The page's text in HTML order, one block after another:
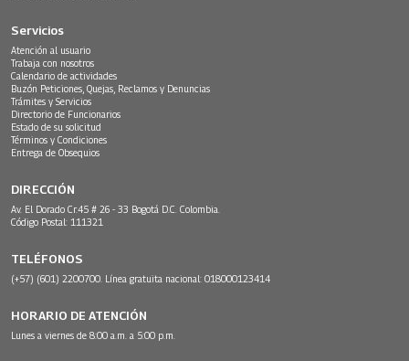
Servicios
Atención al usuario
Trabaja con nosotros
Calendario de actividades
Buzón Peticiones, Quejas, Reclamos y Denuncias
Trámites y Servicios
Directorio de Funcionarios
Estado de su solicitud
Términos y Condiciones
Entrega de Obsequios
DIRECCIÓN
Av. El Dorado Cr.45 # 26 - 33 Bogotá D.C. Colombia.
Código Postal: 111321
TELÉFONOS
(+57) (601) 2200700. Línea gratuita nacional: 018000123414
HORARIO DE ATENCIÓN
Lunes a viernes de 8:00 a.m. a 5:00 p.m.